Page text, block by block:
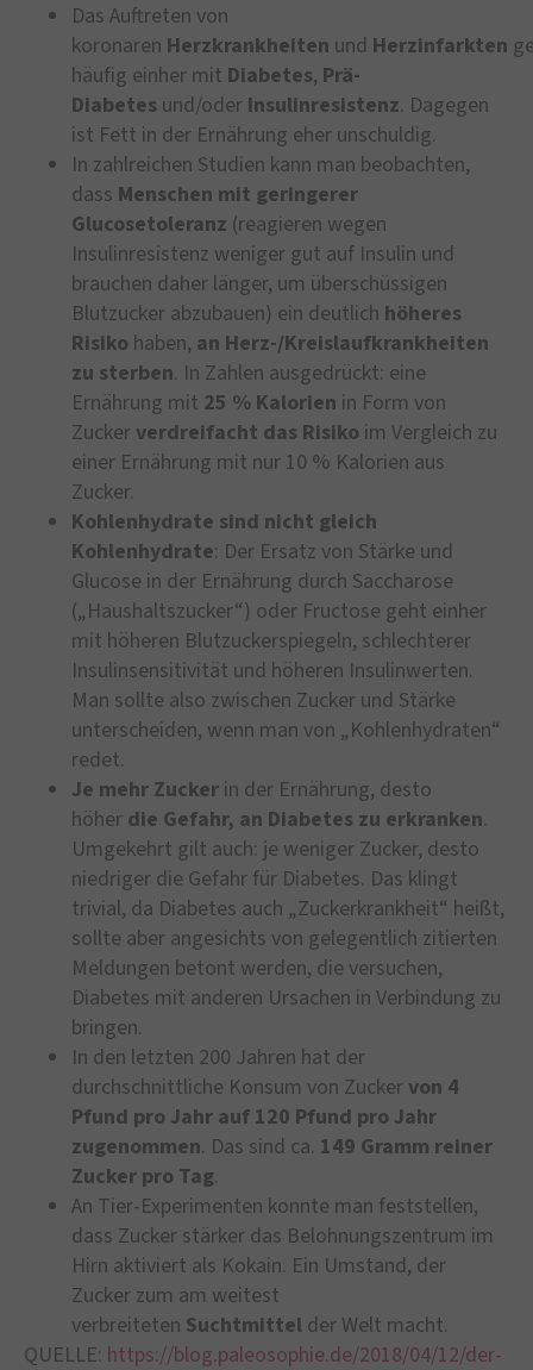
Das Auftreten von
koronaren Herzkrankheiten und Herzinfarkten
häufig einher mit Diabetes, Prä-
Diabetes und/oder Insulinresistenz. Dagegen
ist Fett in der Ernährung eher unschuldig.
In zahlreichen Studien kann man beobachten,
dass Menschen mit geringerer
Glucosetoleranz (reagieren wegen
Insulinresistenz weniger gut auf Insulin und
brauchen daher länger, um überschüssigen
Blutzucker abzubauen) ein deutlich höheres
Risiko haben, an Herz-/Kreislaufkrankheiten
zu sterben. In Zahlen ausgedrückt: eine
Ernährung mit 25 % Kalorien in Form von
Zucker verdreifacht das Risiko im Vergleich zu
einer Ernährung mit nur 10 % Kalorien aus
Zucker.
Kohlenhydrate sind nicht gleich
Kohlenhydrate: Der Ersatz von Stärke und
Glucose in der Ernährung durch Saccharose
(„Haushaltszucker“) oder Fructose geht einher
mit höheren Blutzuckerspiegeln, schlechterer
Insulinsensitivität und höheren Insulinwerten.
Man sollte also zwischen Zucker und Stärke
unterscheiden, wenn man von „Kohlenhydraten“
redet.
Je mehr Zucker in der Ernährung, desto
höher die Gefahr, an Diabetes zu erkranken.
Umgekehrt gilt auch: je weniger Zucker, desto
niedriger die Gefahr für Diabetes. Das klingt
trivial, da Diabetes auch „Zuckerkrankheit“ heißt,
sollte aber angesichts von gelegentlich zitierten
Meldungen betont werden, die versuchen,
Diabetes mit anderen Ursachen in Verbindung zu
bringen.
In den letzten 200 Jahren hat der
durchschnittliche Konsum von Zucker von 4
Pfund pro Jahr auf 120 Pfund pro Jahr
zugenommen. Das sind ca. 149 Gramm reiner
Zucker pro Tag.
An Tier-Experimenten konnte man feststellen,
dass Zucker stärker das Belohnungszentrum im
Hirn aktiviert als Kokain. Ein Umstand, der
Zucker zum am weitest
verbreiteten Suchtmittel der Welt macht.
QUELLE: https://blog.paleosophie.de/2018/04/12/der-